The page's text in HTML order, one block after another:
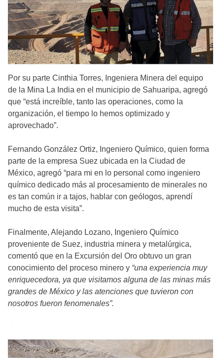
Por su parte Cinthia Torres, Ingeniera Minera del equipo
de la Mina La India en el municipio de Sahuaripa, agregó
que “está increíble, tanto las operaciones, como la
organización, el tiempo lo hemos optimizado y
aprovechado”.
Fernando González Ortiz, Ingeniero Químico, quien forma
parte de la empresa Suez ubicada en la Ciudad de
México, agregó “para mi en lo personal como ingeniero
químico dedicado más al procesamiento de minerales no
es tan común ir a tajos, hablar con geólogos, aprendí
mucho de esta visita”.
Finalmente, Alejando Lozano, Ingeniero Químico
proveniente de Suez, industria minera y metalúrgica,
comentó que en la Excursión del Oro obtuvo un gran
conocimiento del proceso minero y “una experiencia muy
enriquecedora, ya que visitamos alguna de las minas más
grandes de México y las atenciones que tuvieron con
nosotros fueron fenomenales”.